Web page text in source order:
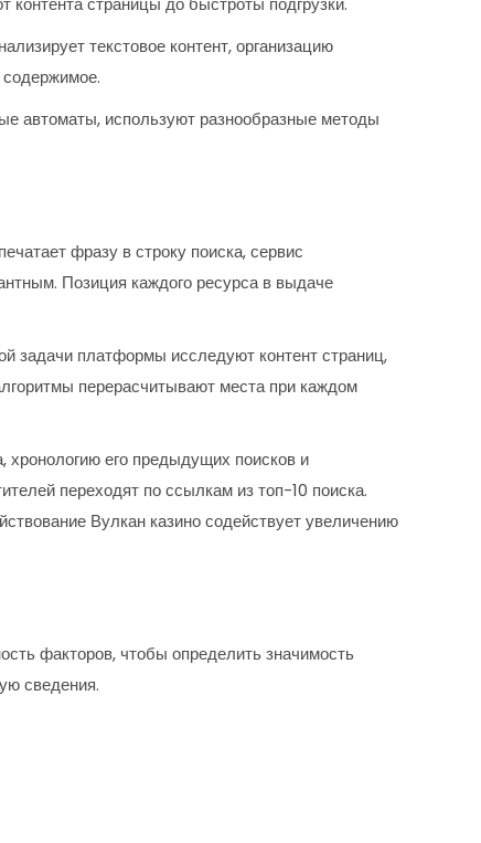
текстовое контент, организацию
автоматы, используют разнообразные методы
фразу в строку поиска, сервис
Позиция каждого ресурса в выдаче
задачи платформы исследуют контент страниц,
перерасчитывают места при каждом
хронологию его предыдущих поисков и
переходят по ссылкам из топ-10 поиска.
Вулкан казино содействует увеличению
факторов, чтобы определить значимость
сведения.